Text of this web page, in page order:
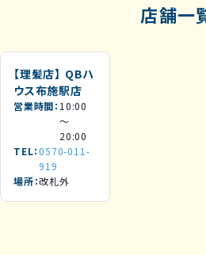
店舗一
【理髪店】 QBハ
ウス布施駅店
営業時間 10:00
～
20:00
TEL 0570-011-
919
場所 改札外